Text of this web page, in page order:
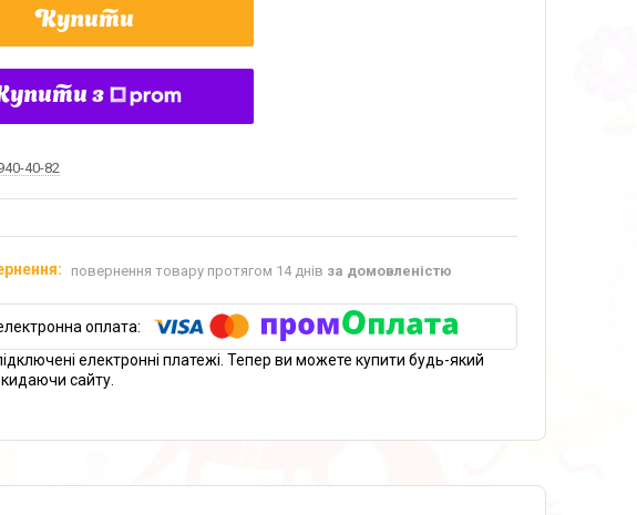
Купити
з
40-82
повернення товару протягом 14 днів за домовленістю
електронні платежі. Тепер ви можете купити будь-який
сайту.